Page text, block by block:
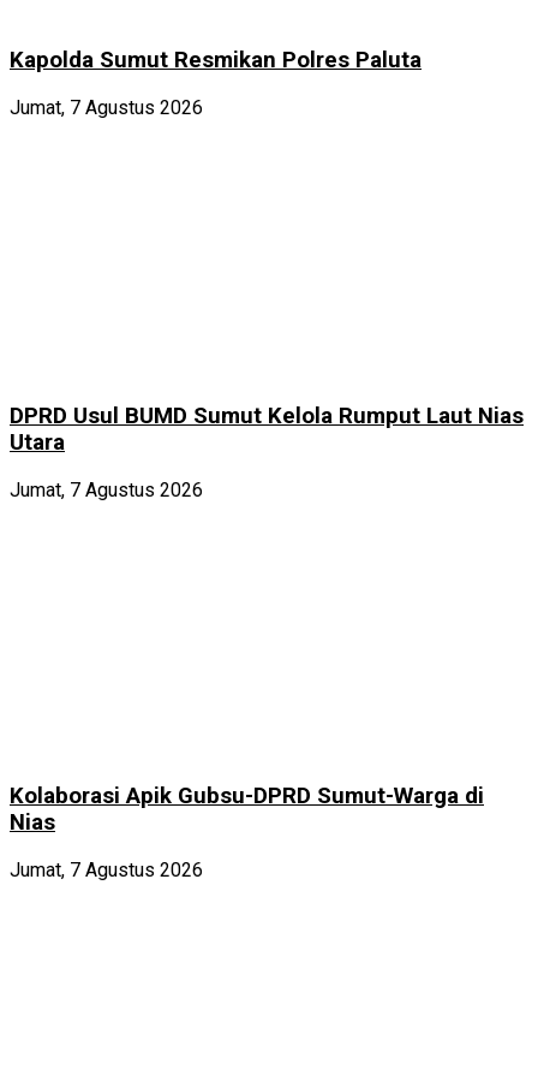
Kapolda Sumut Resmikan Polres Paluta
Jumat, 7 Agustus 2026
DPRD Usul BUMD Sumut Kelola Rumput Laut Nias
Utara
Jumat, 7 Agustus 2026
Kolaborasi Apik Gubsu-DPRD Sumut-Warga di
Nias
Jumat, 7 Agustus 2026